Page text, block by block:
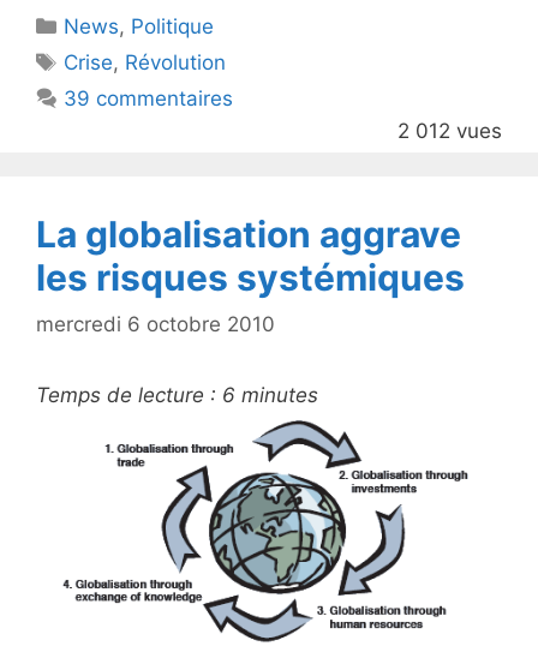
er e
b
o
Catégories
News, Politique
Étiquettes
Crise, Révolution
39 commentaires
2 012 vues
La globalisation aggrave
les risques systémiques
mercredi 6 octobre 2010
Temps de lecture : 6 minutes